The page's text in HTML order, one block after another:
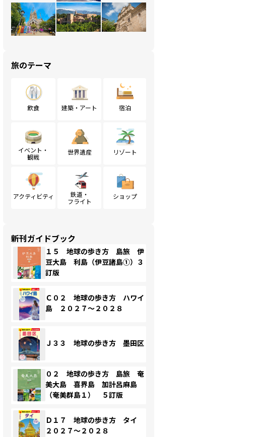
旅のテーマ
飲食 建築・アート 宿泊
イベント・
観戦
世界遺産 リゾート
アクティビティ
鉄道・
フライト
ショップ
新刊ガイドブック
１５ 地球の歩き方 島旅 伊
豆大島 利島（伊豆諸島①）３
訂版
Ｃ０２ 地球の歩き方 ハワイ
島 ２０２７～２０２８
Ｊ３３ 地球の歩き方 墨田区
０２ 地球の歩き方 島旅 奄
美大島 喜界島 加計呂麻島
（奄美群島１） ５訂版
Ｄ１７ 地球の歩き方 タイ
２０２７～２０２８